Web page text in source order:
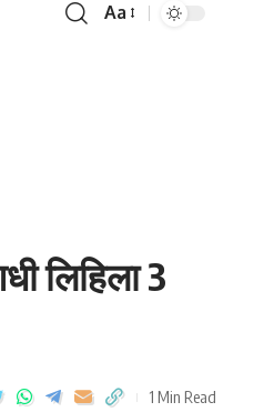
Aa
लिहिला 3
1 Min Read